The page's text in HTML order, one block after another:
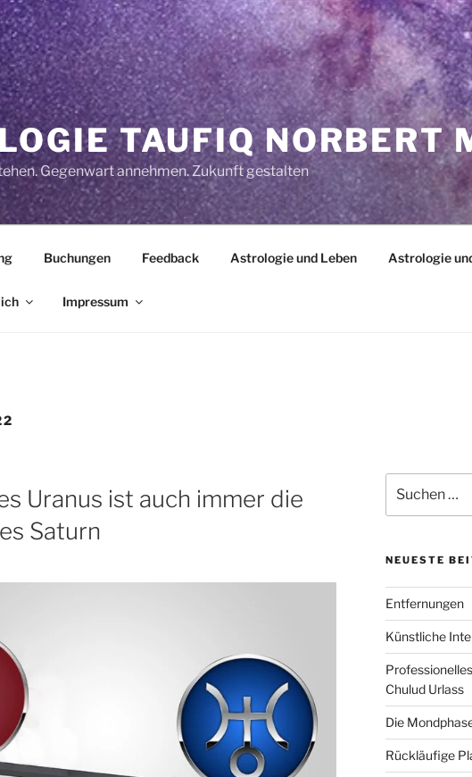
TAUFIQ NORBERT
Gegenwart annehmen. Zukunft gestalten
Buchungen Feedback Astrologie und Leben Astrologie
Impressum
Uranus ist auch immer die
Saturn
nach:
NEUESTE
Entfernungen
Künstliche
Chulud Urlass
Die
Rückläufige